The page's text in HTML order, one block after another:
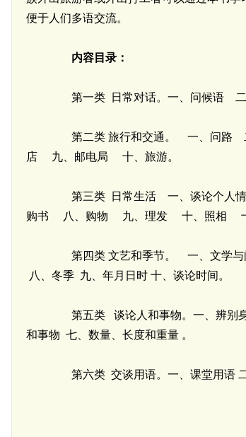
便于人们多语交流。
内容目录：
第一类 日常对话。一、问候语
第二类 旅行和交通。 一、问路
店 九、邮电局 十、旅游。
第三类 日常生活 一、谈论个人
购书 八、购物 九、理发 十、照相 十
第四类 文艺和季节。 一、文学
八、冬季 九、年月日时 十、谈论时间。
第五类 谈论人和事物。一、辨别身
和事物 七、数量、长度和重量 。
第六类 交谈用语。一、课堂用语 二